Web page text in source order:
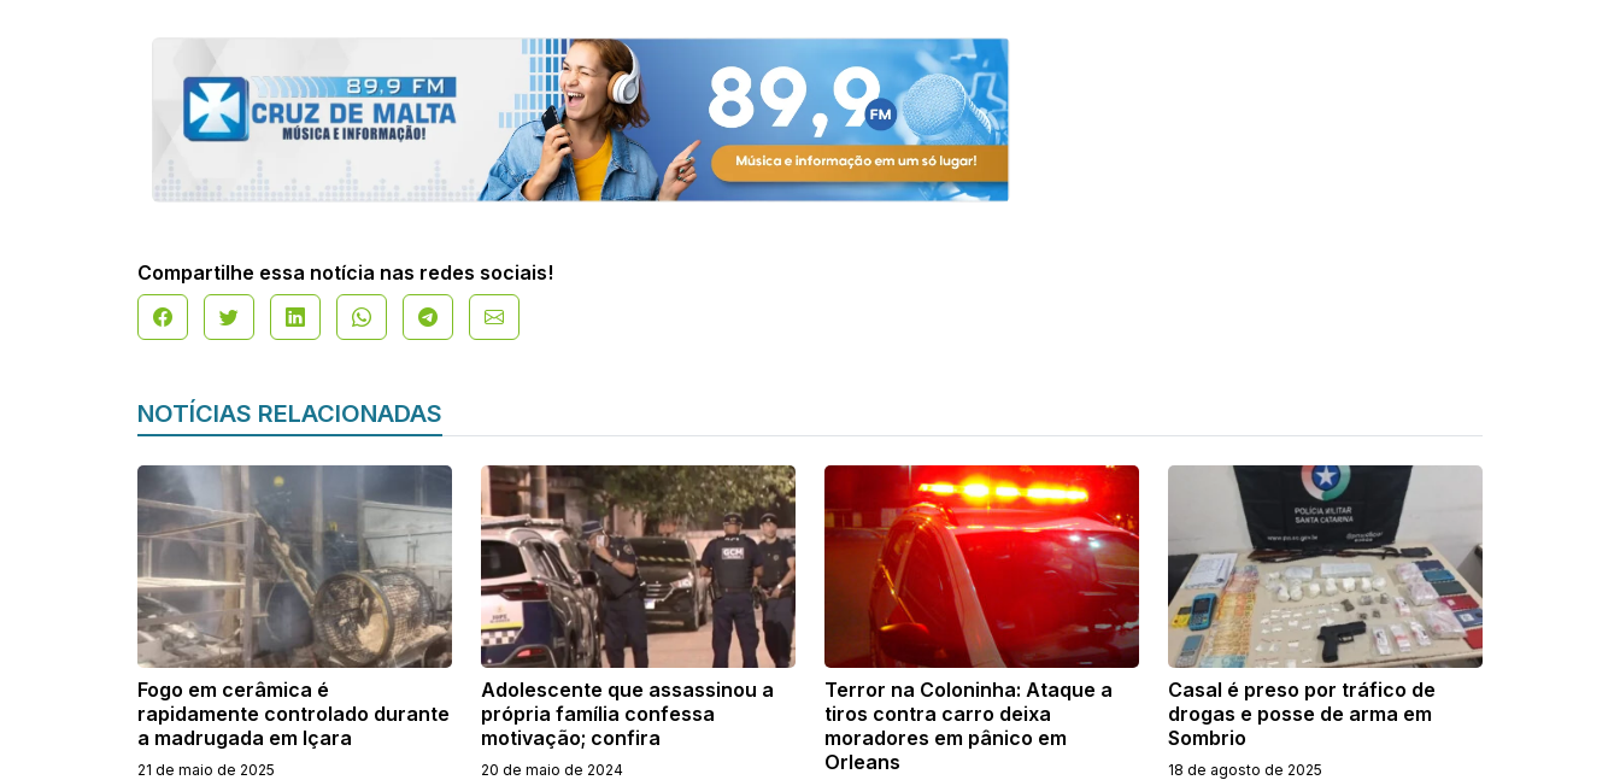
Compartilhe essa notícia nas redes sociais!
NOTÍCIAS RELACIONADAS
Fogo em cerâmica é
rapidamente controlado durante
a madrugada em Içara
21 de maio de 2025
Adolescente que assassinou a
própria família confessa
motivação; confira
20 de maio de 2024
Terror na Coloninha: Ataque a
tiros contra carro deixa
moradores em pânico em
Orleans
Casal é preso por tráfico de
drogas e posse de arma em
Sombrio
18 de agosto de 2025